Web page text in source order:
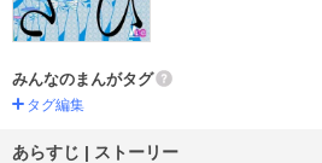
みんなのまんがタグ
タグ編集
あらすじ | ストーリー